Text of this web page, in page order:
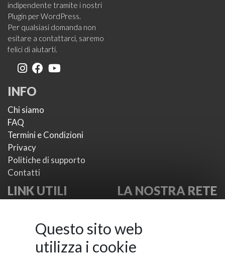
indipendente tramite i nostri
Plugin per WordPress.
Per qualsiasi domanda non
esitare a contattarci, saremo
felici di aiutarti.
INFO
Chi siamo
FAQ
Termini e Condizioni
Privacy
Politiche di supporto
Contatti
LINK UTILI
I nostri temi
Metodi di pagamento
Provider di SMS
LA NOSTRA RETE
Extensionsforjoomla.com
e4jConnect.com
Questo sito web
utilizza i cookie